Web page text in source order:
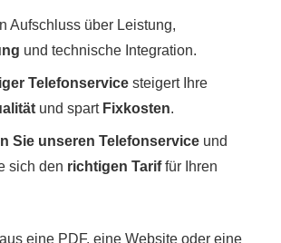
Aufschluss über Leistung,
und technische Integration.
Telefonservice steigert Ihre
und spart Fixkosten.
Sie unseren Telefonservice und
sich den richtigen Tariffür Ihren
eine PDF, eine Website oder eine